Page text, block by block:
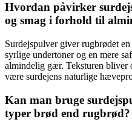
Hvordan påvirker
og smag i forhold til
Surdejspulver giver rugbrødet
syrlige undertoner og en mere
almindelig gær. Teksturen bliver
være surdejens naturlige
Kan man bruge
typer brød end rugbrød?